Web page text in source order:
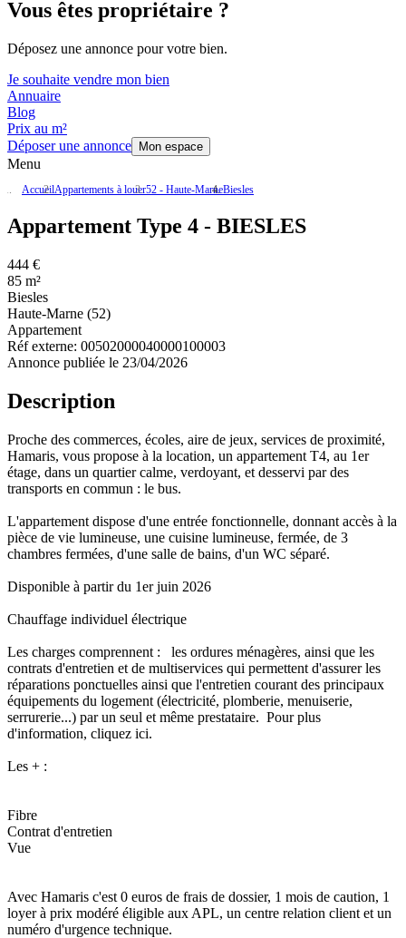
Vous êtes propriétaire ?
Déposez une annonce pour votre bien.
Je souhaite vendre mon bien
Annuaire
Blog
Prix au m²
Déposer une annonce
Mon espace
Menu
AccueilAppartements à louer52 - Haute-MarneBiesles
Appartement Type 4 - BIESLES
444 €
85 m²
Biesles
Haute-Marne (52)
Appartement
Réf externe: 00502000040000100003
Annonce publiée le 23/04/2026
Description
Proche des commerces, écoles, aire de jeux, services de proximité,
Hamaris, vous propose à la location, un appartement T4, au 1er
étage, dans un quartier calme, verdoyant, et desservi par des
transports en commun : le bus.
L'appartement dispose d'une entrée fonctionnelle, donnant accès à la
pièce de vie lumineuse, une cuisine lumineuse, fermée, de 3
chambres fermées, d'une salle de bains, d'un WC séparé.
Disponible à partir du 1er juin 2026
Chauffage individuel électrique
Les charges comprennent : les ordures ménagères, ainsi que les
contrats d'entretien et de multiservices qui permettent d'assurer les
réparations ponctuelles ainsi que l'entretien courant des principaux
équipements du logement (électricité, plomberie, menuiserie,
serrurerie...) par un seul et même prestataire. Pour plus
d'information, cliquez ici.
Les + :
Fibre
Contrat d'entretien
Vue
Avec Hamaris c'est 0 euros de frais de dossier, 1 mois de caution, 1
loyer à prix modéré éligible aux APL, un centre relation client et un
numéro d'urgence technique.